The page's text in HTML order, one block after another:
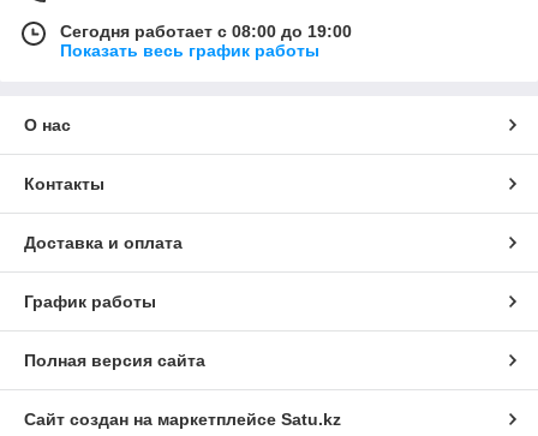
Сегодня работает с 08:00 до 19:00
Показать весь график работы
О нас
Контакты
Доставка и оплата
График работы
Полная версия сайта
Сайт создан на маркетплейсе Satu.kz